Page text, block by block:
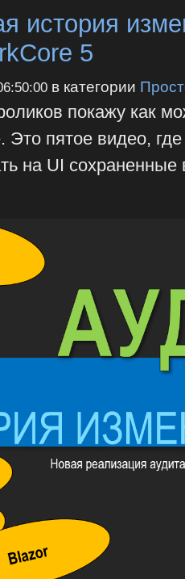
история
5
в категории
покажу как
Это пятое видео,
на UI